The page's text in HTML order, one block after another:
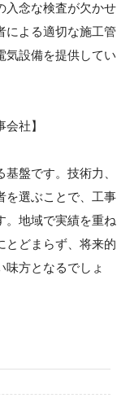
入念な検査が欠かせ
による適切な施工管
気設備を提供してい
社】
盤です。技術力、
を選ぶことで、工事
。地域で実績を重ね
とどまらず、将来的
味方となるでしょ